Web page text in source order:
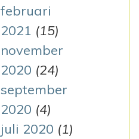
februari
2021 (15)
november
2020 (24)
september
2020 (4)
juli 2020 (1)